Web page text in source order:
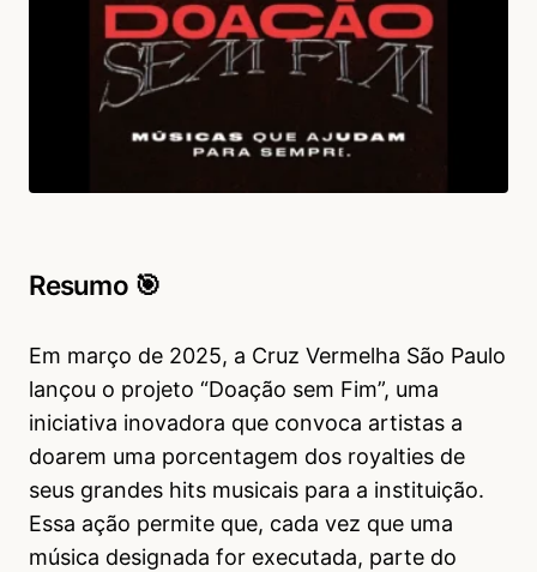
Resumo 🎯
Em março de 2025, a Cruz Vermelha São Paulo
lançou o projeto “Doação sem Fim”, uma
iniciativa inovadora que convoca artistas a
doarem uma porcentagem dos royalties de
seus grandes hits musicais para a instituição.
Essa ação permite que, cada vez que uma
música designada for executada, parte do